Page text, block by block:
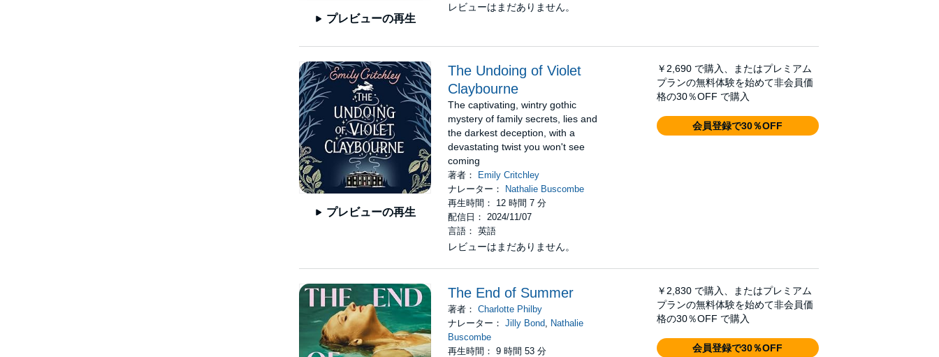
プレビューの再生
レビューはまだありません。
プレビューの再生
The Undoing of Violet
Claybourne
The captivating, wintry gothic
mystery of family secrets, lies and
the darkest deception, with a
devastating twist you won't see
coming
著者：
Emily Critchley
ナレーター：
Nathalie Buscombe
再生時間： 12 時間 7 分
配信日： 2024/11/07
言語： 英語
レビューはまだありません。
￥2,690 で購入、またはプレミアム
プランの無料体験を始めて非会員価
格の30％OFF で購入
会員登録で30％OFF
The End of Summer
著者：Charlotte Philby
ナレーター：Jilly Bond
Nathalie
Buscombe
再生時間： 9 時間 53 分
￥2,830 で購入、またはプレミアム
プランの無料体験を始めて非会員価
格の30％OFF で購入
会員登録で30％OFF